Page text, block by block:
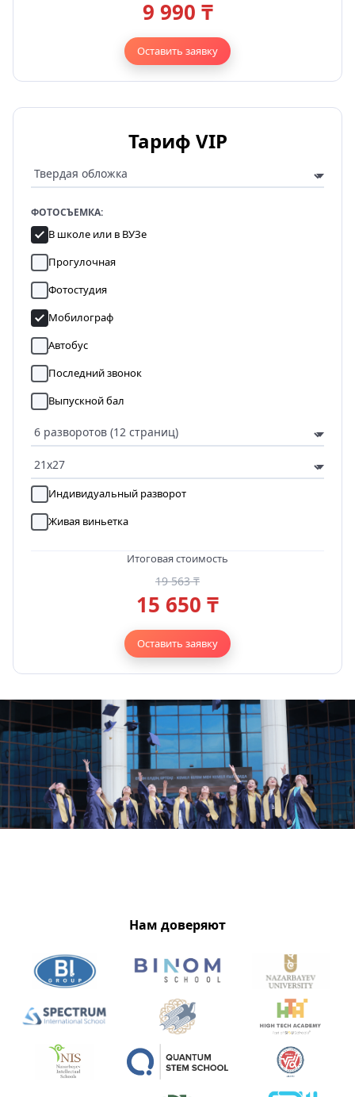
9 990 ₸
Оставить заявку
Тариф VIP
ФОТОСЪЕМКА:
В школе или в ВУЗе
Прогулочная
Фотостудия
Мобилограф
Автобус
Последний звонок
Выпускной бал
Индивидуальный разворот
Живая виньетка
Итоговая стоимость
19 563 ₸
15 650 ₸
Оставить заявку
Нам доверяют